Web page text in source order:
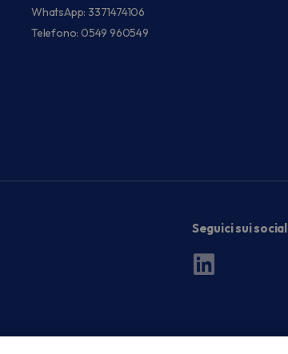
WhatsApp: 3371474106
Telefono: 0549 960549
Seguici sui social